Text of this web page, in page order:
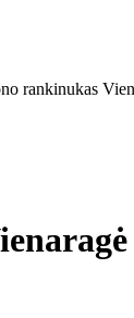
rankinukas